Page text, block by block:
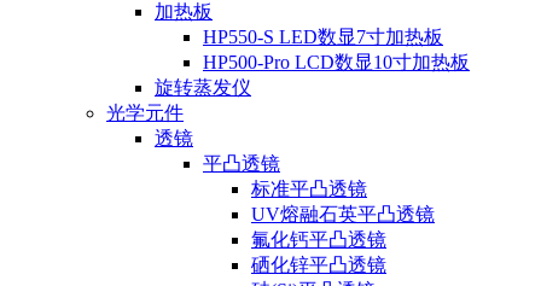
加热板
HP550-S LED数显7寸加热板
HP500-Pro LCD数显10寸加热板
旋转蒸发仪
光学元件
透镜
平凸透镜
标准平凸透镜
UV熔融石英平凸透镜
氟化钙平凸透镜
硒化锌平凸透镜